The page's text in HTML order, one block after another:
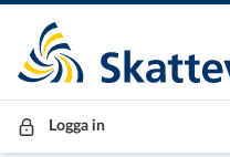
Till innehåll
Till navigationen
Till chattrobot
Logga in